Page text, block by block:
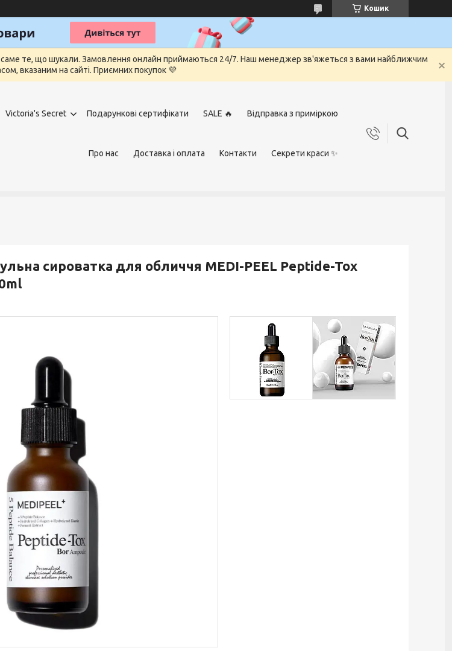
Кошик
те, що шукали. Замовлення онлайн приймаються 24/7. Наш менеджер зв'яжеться з вами найближчим
вказаним на сайті. Приємних покупок 💜
Victoria's Secret Подарункові сертифікати SALE 🔥 Відправка з приміркою
Про нас Доставка і оплата Контакти Секрети краси ✨
сироватка для обличчя MEDI-PEEL Peptide-Tox